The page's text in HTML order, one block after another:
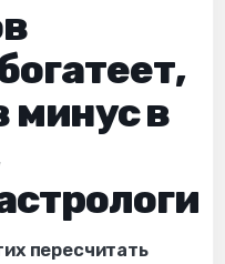
минус в
пересчитать